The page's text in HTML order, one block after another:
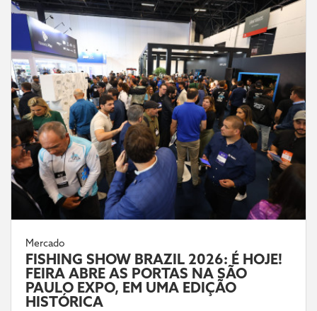
Mercado
FISHING SHOW BRAZIL 2026: É HOJE!
FEIRA ABRE AS PORTAS NA SÃO
PAULO EXPO, EM UMA EDIÇÃO
HISTÓRICA